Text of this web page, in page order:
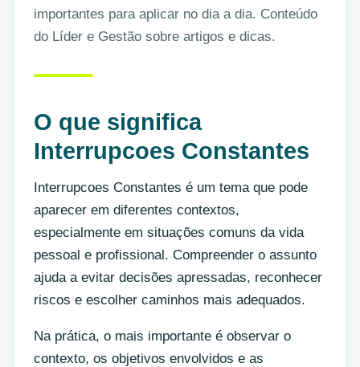
importantes para aplicar no dia a dia. Conteúdo
do Líder e Gestão sobre artigos e dicas.
O que significa
Interrupcoes Constantes
Interrupcoes Constantes é um tema que pode
aparecer em diferentes contextos,
especialmente em situações comuns da vida
pessoal e profissional. Compreender o assunto
ajuda a evitar decisões apressadas, reconhecer
riscos e escolher caminhos mais adequados.
Na prática, o mais importante é observar o
contexto, os objetivos envolvidos e as